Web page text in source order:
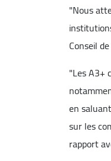
"Nous
Conseil
"Les A3+
en
sur les
rapport